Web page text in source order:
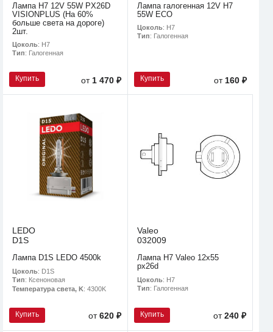
Лампа H7 12V 55W PX26D
VISIONPLUS (На 60%
больше света на дороге)
2шт.
Цоколь: H7
Тип: Галогенная
Купить от 1 470 ₽
Лампа галогенная 12V H7
55W ECO
Цоколь: H7
Тип: Галогенная
Купить от 160 ₽
LEDO
D1S
Лампа D1S LEDO 4500k
Цоколь: D1S
Тип: Ксеноновая
Температура света, K: 4300K
Купить от620 ₽
Valeo
032009
Лампа Н7 Valeo 12х55
рx26d
Цоколь: H7
Тип: Галогенная
Купить от240 ₽